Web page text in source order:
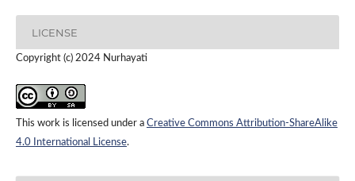
LICENSE
Copyright (c) 2024 Nurhayati
This work is licensed under a Creative Commons Attribution-ShareAlike
4.0 International License.